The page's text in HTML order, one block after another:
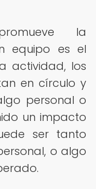
la
equipo es el
actividad, los
en círculo y
personal o
un impacto
ser tanto
o algo